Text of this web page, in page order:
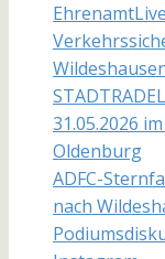
31.05.2026
Oldenburg
ADFC-
nach